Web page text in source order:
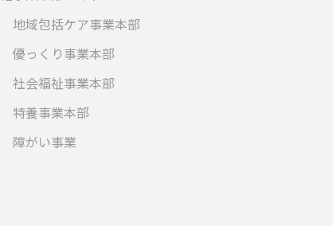
地域包括ケア事業本部
優っくり事業本部
社会福祉事業本部
特養事業本部
障がい事業